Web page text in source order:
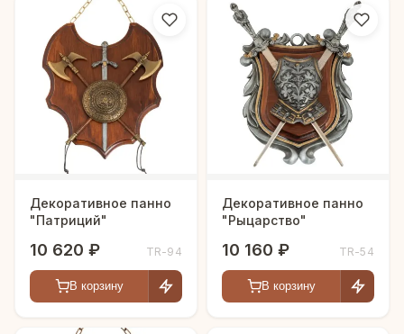
Декоративное панно
"Патриций"
10 620 ₽ TR-94
В корзину
Декоративное панно
"Рыцарство"
10 160 ₽ TR-54
В корзину